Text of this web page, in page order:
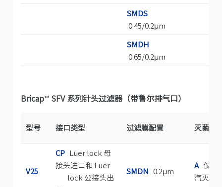
SMDS
0.45/0.2μm
SMDH
0.65/0.2μm
Bricap™SFV 系列针头过滤器（带鲁尔排气口）
型号 接口类型 过滤膜配置 灭菌方
V25
CPLuer lock 母
接头进口和 Luer
lock 公接头出
SMDN 0.2μm
A仅高
汽灭菌